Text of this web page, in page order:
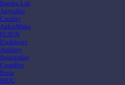
Bambu Lab
Anycubic
Creality
AnkerMake
FLSUN
Flashforge
Artillery
Snapmaker
CreatBot
Prusa
BIQU